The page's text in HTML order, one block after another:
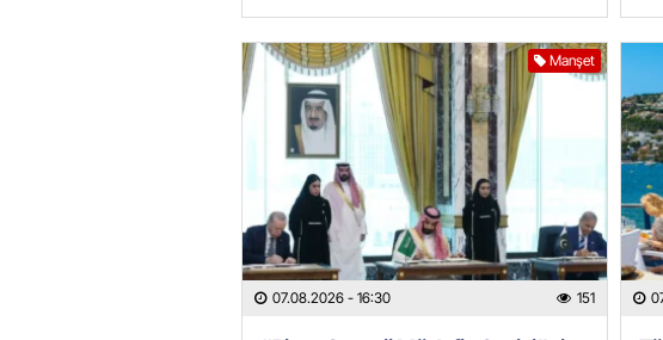
Manşet
07.08.2026 - 16:30 151